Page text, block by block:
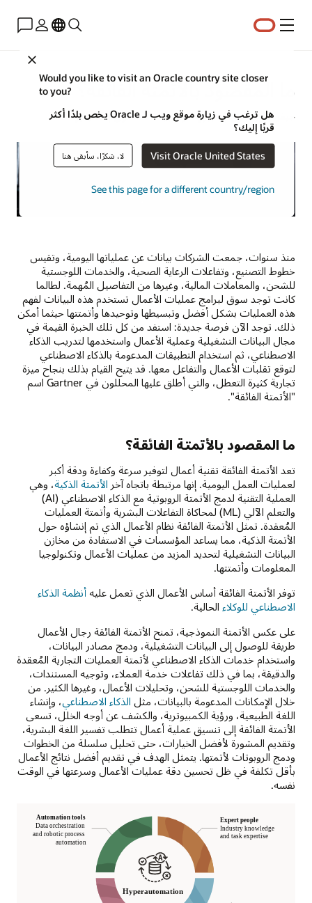
القائمة
Would you like to visit an Oracle country site closer
to you?
هل ترغب في زيارة موقع ويب لـ Oracle يخص بلدًا أكثر
قربًا إليك؟
Visit Oracle United States لا، شكرًا، سأبقى هنا
See this page for a different country/region
ما المقصود بالأتمتة الفائقة؟
جيفري إريكسون | خبير إستراتيجيات المحتوى | 15 يناير 2026
منذ سنوات، جمعت الشركات بيانات عن عملياتها اليومية، وتقيس
خطوط التصنيع، وتفاعلات الرعاية الصحية، والخدمات اللوجستية
للشحن، والمعاملات المالية، وغيرها من التفاصيل المُهمة. لطالما
كانت توجد سوق لبرامج عمليات الأعمال تستخدم هذه البيانات لفهم
هذه العمليات بشكل أفضل وتبسيطها وتوحيدها وأتمتتها حيثما أمكن
ذلك. توجد الآن فرصة جديدة: استفد من كل تلك الخبرة القيمة في
مجال البيانات التشغيلية وعملية الأعمال واستخدمها لتدريب الذكاء
الاصطناعي، ثم استخدام التطبيقات المدعومة بالذكاء الاصطناعي
لتوقع تقلبات الأعمال والتفاعل معها. قد يتيح القيام بذلك بنجاح ميزة
تجارية كثيرة التعطل، والتي أطلق عليها المحللون في Gartner اسم
"الأتمتة الفائقة".
ما المقصود بالأتمتة الفائقة؟
تعد الأتمتة الفائقة تقنية أعمال لتوفير سرعة وكفاءة ودقة أكبر
لعمليات العمل اليومية. إنها مرتبطة باتجاه آخر؜ الأتمتة الذكية؜، وهي
العملية التقنية لدمج الأتمتة الروبوتية مع الذكاء الاصطناعي (AI)
والتعلم الآلي (ML) لمحاكاة التفاعلات البشرية وأتمتة العمليات
المُعقدة. تمثل الأتمتة الفائقة نظام الأعمال الذي تم إنشاؤه حول
الأتمتة الذكية، مما يساعد المؤسسات في الاستفادة من مخازن
البيانات التشغيلية لتحديد المزيد من عمليات الأعمال وتكنولوجيا
المعلومات وأتمتتها.
توفر الأتمتة الفائقة أساس الأعمال الذي تعمل عليه أنظمة الذكاء
الاصطناعي للوكلاء الحالية.
على عكس الأتمتة النموذجية، تمنح الأتمتة الفائقة رجال الأعمال
طريقة للوصول إلى البيانات التشغيلية، ودمج مصادر البيانات،
واستخدام خدمات الذكاء الاصطناعي لأتمتة العمليات التجارية المُعقدة
والدقيقة، بما في ذلك تفاعلات خدمة العملاء، وتوجيه المستندات،
والخدمات اللوجستية للشحن، وتحليلات الأعمال، وغيرها الكثير. من
خلال الإمكانات المدعومة بالبيانات، مثل الذكاء الاصطناعي، وإنشاء
اللغة الطبيعية، ورؤية الكمبيوترية، والكشف عن أوجه الخلل، تسعى
الأتمتة الفائقة إلى تنسيق عملية أعمال تتطلب تفسير اللغة البشرية،
وتقديم المشورة لأفضل الخيارات، حتى تحليل سلسلة من الخطوات
ودمج الروبوتات لأتمتها. يتمثل الهدف في تقديم أفضل نتائج الأعمال
بأقل تكلفة في ظل تحسين دقة عمليات الأعمال وسرعتها في الوقت
نفسه.